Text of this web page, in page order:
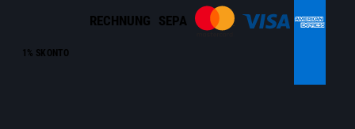
1% SKONTO
RECHNUNG SEPA